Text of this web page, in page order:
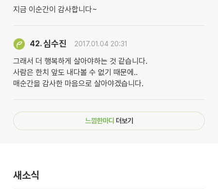
지금 이순간이 감사합니다~
42.심수진 2017.01.04 20:31
그래서 더 행복하게 살아야하는 것 같습니다.
사람은 한치 앞도 내다볼 수 없기 때문에..
매순간을 감사한 마음으로 살아야겠습니다.
느낌한마디 더보기
새소식